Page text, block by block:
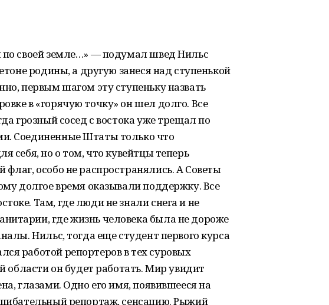
своей земле…» — подумал швед Нильс
родины, а другую занеся над ступенькой
первым шагом эту ступеньку назвать
в «горячую точку» он шел долго. Все
грозный сосед с востока уже трещал по
Соединенные Штаты только что
себя, но о том, что кувейтцы теперь
особо не распространялись. А Советы
долгое время оказывали поддержку. Все
Там, где люди не знали снега и не
где жизнь человека была не дороже
Нильс, тогда еще студент первого курса
работой репортеров в тех суровых
области он будет работать. Мир увидит
глазами. Одно его имя, появившееся на
репортаж, сенсацию. Рыжий